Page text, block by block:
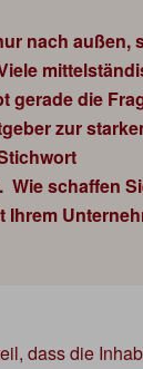
nach außen,
gerade die
zur
Wie schaffen
Ihrem
dass die